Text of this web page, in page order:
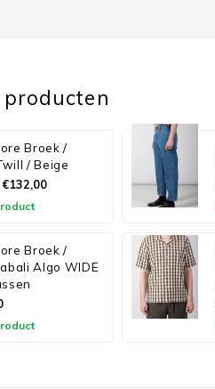
Broek /
/ Beige
€132,00
Broek /
Algo WIDE